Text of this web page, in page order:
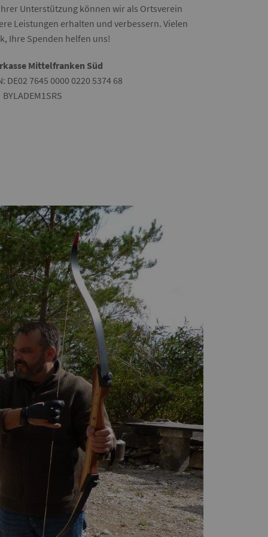
Unterstützung können wir als Ortsverein
Leistungen erhalten und verbessern. Vielen
Ihre Spenden helfen uns!
Mittelfranken Süd
DE02 7645 0000 0220 5374 68